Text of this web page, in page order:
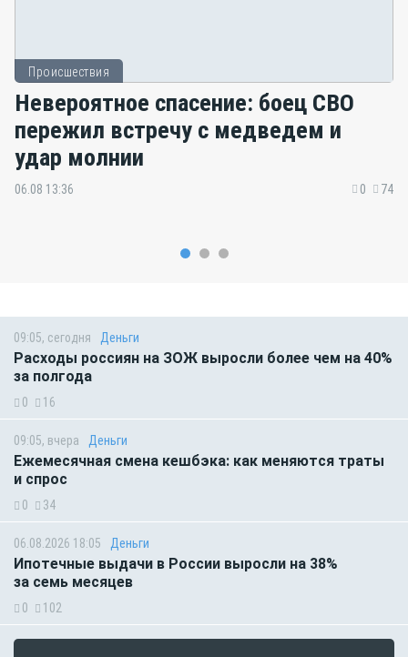
Происшествия
Невероятное спасение: боец СВО
пережил встречу с медведем и
удар молнии
06.08 13:36 0 74
09:05, сегодня Деньги
Расходы россиян на ЗОЖ выросли более чем на 40%
за полгода
0 16
09:05, вчера Деньги
Ежемесячная смена кешбэка: как меняются траты
и спрос
0 34
06.08.2026 18:05 Деньги
Ипотечные выдачи в России выросли на 38%
за семь месяцев
0 102